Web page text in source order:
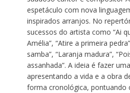
espetáculo com nova
inspirados arranjos. No
sucessos do artista como “Ai
Amélia”, “Atire a primeira
samba”, “Laranja madura”,
assanhada”. A ideia é fazer
apresentando a vida e a obra
forma cronológica, pontuando